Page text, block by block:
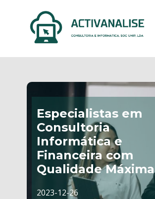
Especialistas em
Consultoria
Informática e
Financeira com
Qualidade Máxima
2023-12-26